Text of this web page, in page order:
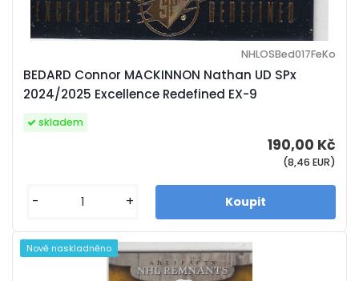
BEDARD Connor MACKINNON Nathan UD SPx
2024/2025 Excellence Redefined EX-9
NHLOSBed017FeKo
190,00 Kč
(8,46 EUR)
skladem
- +
Nově naskladněno